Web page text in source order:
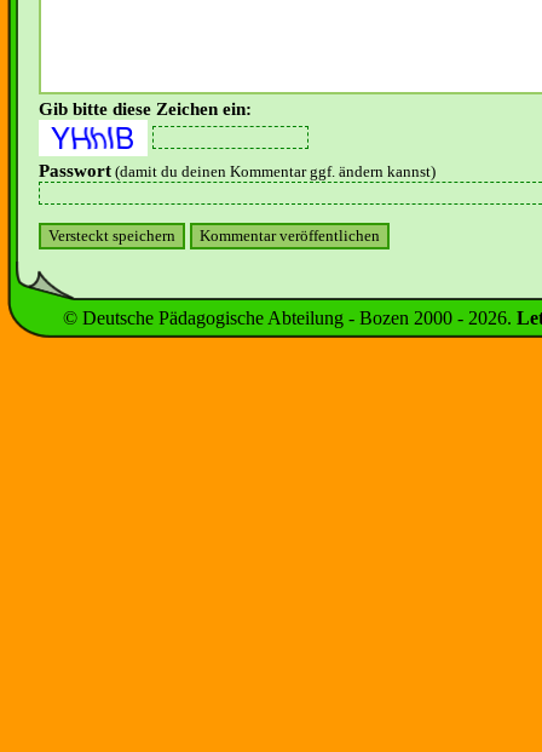
Gib bitte diese Zeichen ein:
Passwort (damit du deinen Kommentar ggf. ändern kannst)
© Deutsche Pädagogische Abteilung - Bozen 2000 - 2026.